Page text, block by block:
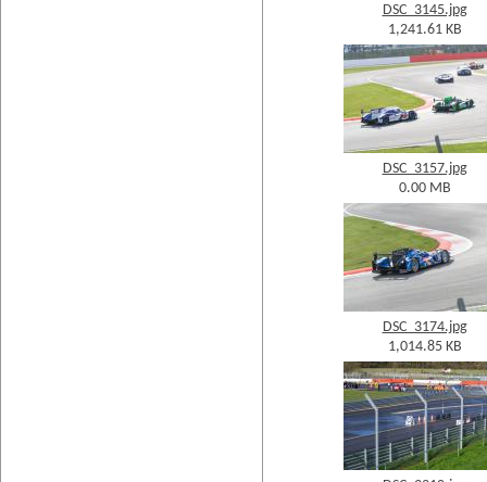
DSC_3145.jpg
1,241.61 KB
DSC_3157.jpg
0.00 MB
DSC_3174.jpg
1,014.85 KB